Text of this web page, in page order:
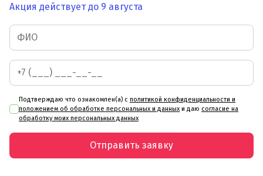
Акция действует до 9 августа
Подтверждаю что ознакомлен(а) с политикой конфиденциальности и
положением об обработке персональных и данных и даю согласие на
обработку моих персональных данных
Отправить заявку